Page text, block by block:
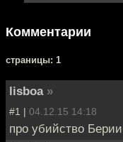
Комментарии
cтраницы: 1
lisboa »
#1 | 04.12.15 14:18
про убийство